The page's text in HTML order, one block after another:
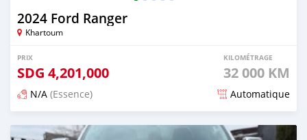
2024 Ford Ranger
Khartoum
PRIX
SDG 4,201,000
KILOMÉTRAGE
32 000 KM
N/A (Essence) Automatique
Publié il y a 3 mois